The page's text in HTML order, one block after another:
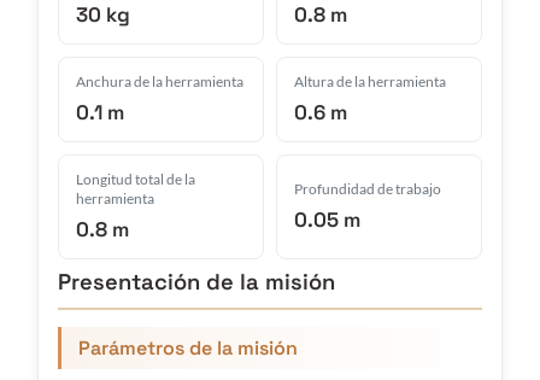
30 kg 0.8 m
Anchura de la herramienta
0.1 m
Altura de la herramienta
0.6 m
Longitud total de la
herramienta
0.8 m
Profundidad de trabajo
0.05 m
Presentación de la misión
Parámetros de la misión